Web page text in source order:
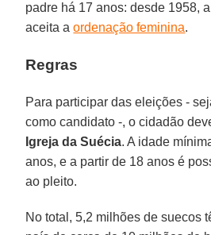
padre há 17 anos: desde 1958, a
aceita aordenação feminina.
Regras
Para participar das eleições -
como candidato -, o cidadão
Igreja da Suécia. A idade
anos, e a partir de 18 anos é
ao pleito.
No total, 5,2 milhões de suecos